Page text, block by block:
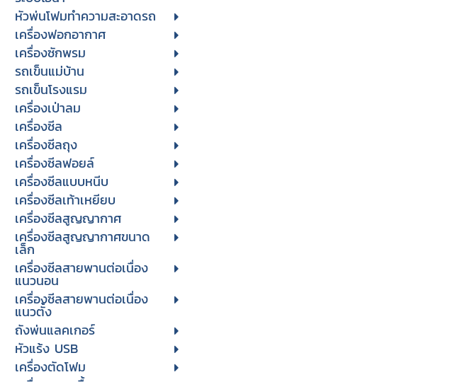
หัวพ่นโฟมทำความสะอาดรถ
เครื่องฟอกอากาศ
เครื่องซักพรม
รถเข็นแม่บ้าน
รถเข็นโรงแรม
เครื่องเป่าลม
เครื่องซีล
เครื่องซีลถุง
เครื่องซีลฟอยล์
เครื่องซีลแบบหนีบ
เครื่องซีลเท้าเหยียบ
เครื่องซีลสูญญากาศ
เครื่องซีลสูญญากาศขนาด
เล็ก
เครื่องซีลสายพานต่อเนื่อง
แนวนอน
เครื่องซีลสายพานต่อเนื่อง
แนวตั้ง
ถังพ่นแลคเกอร์
หัวแร้ง USB
เครื่องตัดโฟม